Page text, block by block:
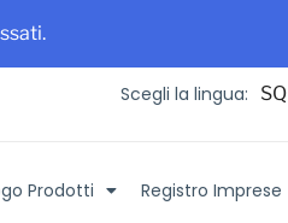
azienda e i tuoi prodotti
Scegli la lingua: SQ
Prodotti Registro Imprese